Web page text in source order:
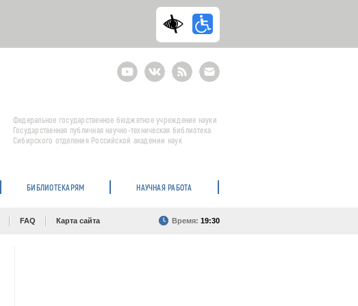
YoutubeВКонтактеRSS
E-
mail
подписка
Федеральное государственное бюджетное учреждение науки
Государственная публичная научно-техническая библиотека
Сибирского отделения Российской академии наук
БИБЛИОТЕКАРЯМ НАУЧНАЯ РАБОТА
FAQ Карта сайта Время: 19:30